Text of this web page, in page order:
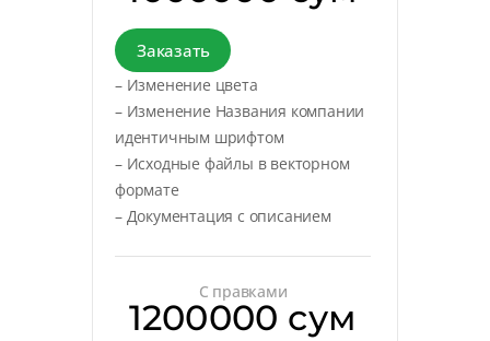
Заказать
– Изменение цвета
– Изменение Названия компании
идентичным шрифтом
– Исходные файлы в векторном
формате
– Документация с описанием
С правками
1200000 сум